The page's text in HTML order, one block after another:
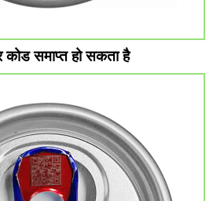
समाप्त हो सकता है